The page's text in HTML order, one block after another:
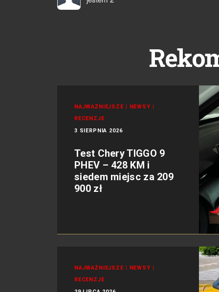
NAJWAŻNIEJSZE | NEWSY |
RECENZJE
3 SIERPNIA 2026
Test Chery TIGGO 9
PHEV – 428 KM i
siedem miejsc za 209
900 zł
NAJWAŻNIEJSZE | NEWSY |
RECENZJE